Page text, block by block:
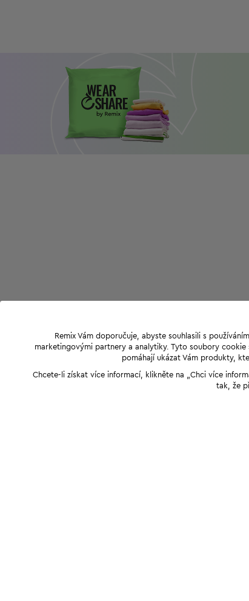
Remix Vám doporučuje, abyste souhlasili s
marketingovými partnery a analytiky. Tyto soubory
pomáhají ukázat Vám produkty,
Chcete-li získat více informací, klikněte na „Chci více
tak, že